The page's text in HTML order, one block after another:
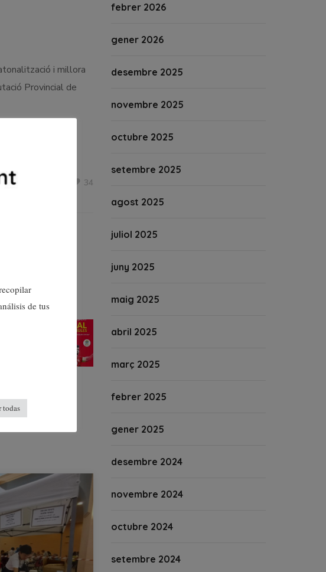
i millora
Provincial de
34
febrer 2026
gener 2026
desembre 2025
novembre 2025
octubre 2025
setembre 2025
agost 2025
juliol 2025
juny 2025
maig 2025
abril 2025
març 2025
febrer 2025
gener 2025
desembre 2024
novembre 2024
octubre 2024
setembre 2024
de tus
todas